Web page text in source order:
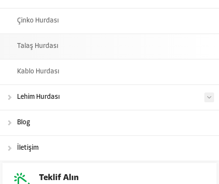
Çinko Hurdası
Talaş Hurdası
Kablo Hurdası
Lehim Hurdası
Blog
İletişim
Teklif Alın